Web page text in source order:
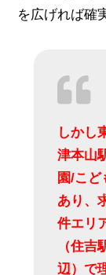
を広げれば確
しかし
津本山
園/こど
あり、
件エリ
（住
辺） で